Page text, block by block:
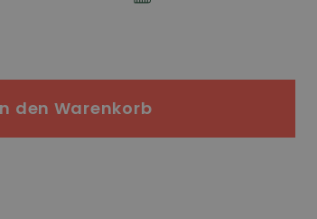
den Warenkorb